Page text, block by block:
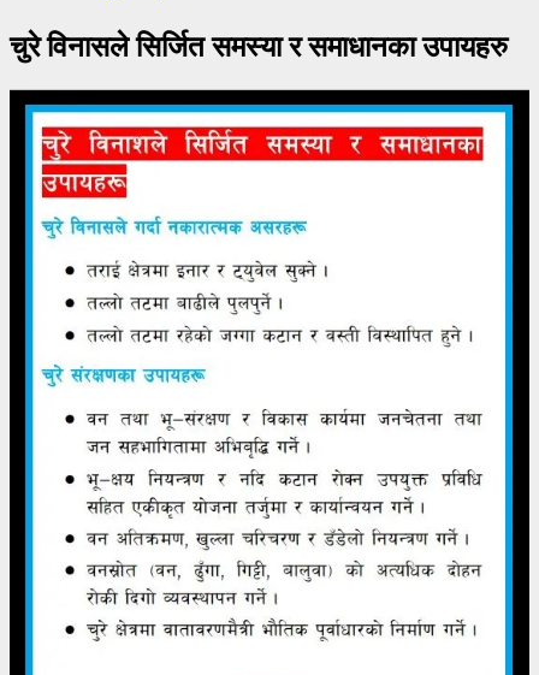
चुरे विनासले सिर्जित समस्या र समाधानका उपायहरु